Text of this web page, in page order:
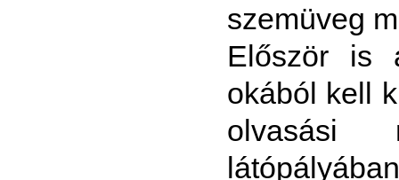
szemüveg
Először is
okából kell
olvasási